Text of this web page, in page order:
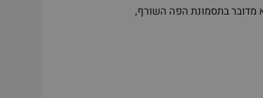
מדובר בתסמונת הפה השורף,